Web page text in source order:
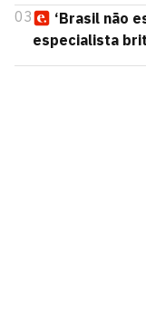
03
‘Brasil não
especialista